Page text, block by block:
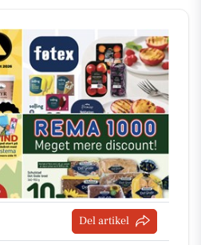
Del artikel